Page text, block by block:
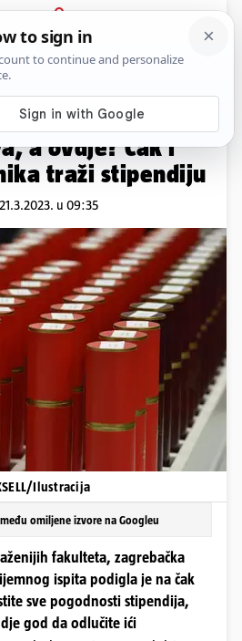
PRIJAVA
News Komentari
PLUS+
više grcaju
a ovdje? Čak i
traži stipendiju
u 09:35
Ilustracija
omiljene izvore na Googleu
fakulteta, zagrebačka
ispita podigla je na čak
sve pogodnosti stipendija,
god da odlučite ići